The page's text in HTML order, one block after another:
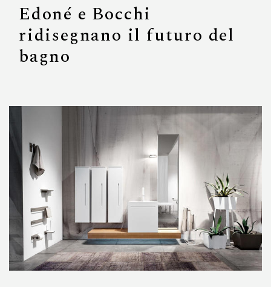
Edoné e Bocchi
ridisegnano il futuro del
bagno